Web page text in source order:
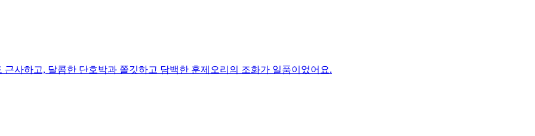
사하고, 달콤한 단호박과 쫄깃하고 담백한 훈제오리의 조화가 일품이었어요.